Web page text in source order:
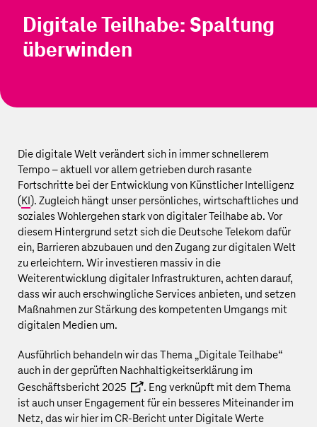
Digitale Teilhabe: Spaltung
überwinden
Die digitale Welt verändert sich in immer schnellerem
Tempo – aktuell vor allem getrieben durch rasante
Fortschritte bei der Entwicklung von Künstlicher Intelligenz
( KI ). Zugleich hängt unser persönliches, wirtschaftliches und
soziales Wohlergehen stark von digitaler Teilhabe ab. Vor
diesem Hintergrund setzt sich die Deutsche Telekom dafür
ein, Barrieren abzubauen und den Zugang zur digitalen Welt
zu erleichtern. Wir investieren massiv in die
Weiterentwicklung digitaler Infrastrukturen, achten darauf,
dass wir auch erschwingliche Services anbieten, und setzen
Maßnahmen zur Stärkung des kompetenten Umgangs mit
digitalen Medien um.
Ausführlich behandeln wir das Thema „Digitale Teilhabe“
auch in der geprüften Nachhaltigkeitserklärung im
Geschäftsbericht 2025
. Eng verknüpft mit dem Thema
ist auch unser Engagement für ein besseres Miteinander im
Netz, das wir hier im CR-Bericht unter Digitale Werte